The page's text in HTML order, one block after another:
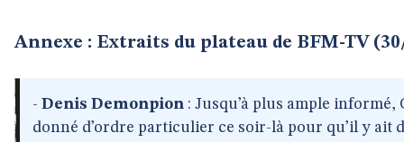
Annexe : Extraits du plateau de BFM-TV
- Denis Demonpion : Jusqu’à plus ample informé,
donné d’ordre particulier ce soir-là pour qu’il y ait